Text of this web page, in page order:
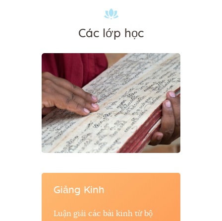
Các lớp học
Giảng Kinh
Luận giải các bài kinh từ bộ